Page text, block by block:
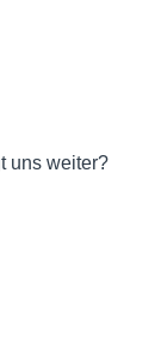
uns weiter?